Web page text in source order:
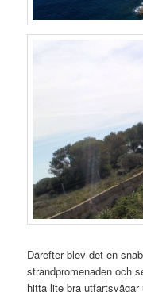
Därefter blev det en
strandpromenaden och
hitta lite bra